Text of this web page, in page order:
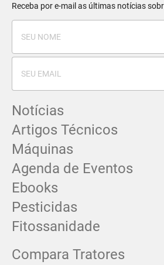
Receba por e-mail as últimas notícias
Notícias
Artigos Técnicos
Máquinas
Agenda de Eventos
Ebooks
Pesticidas
Fitossanidade
Compara Tratores